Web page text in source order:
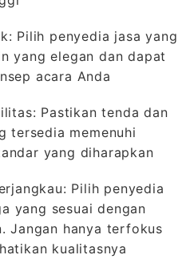
Pilih penyedia jasa yang
yang elegan dan dapat
acara Anda
Pastikan tenda dan
tersedia memenuhi
yang diharapkan
Pilih penyedia
yang sesuai dengan
Jangan hanya terfokus
kualitasnya